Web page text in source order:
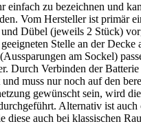
einfach zu bezeichnen und
Vom Hersteller ist primär
Dübel (jeweils 2 Stück)
Stelle an der
am Sockel)
Durch Verbinden der
muss nur noch auf den
gewünscht sein, wird
Alternativ ist auch
diese auch bei klassischen